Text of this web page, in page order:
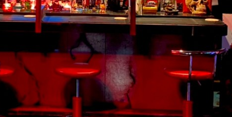
ベ
ン
の